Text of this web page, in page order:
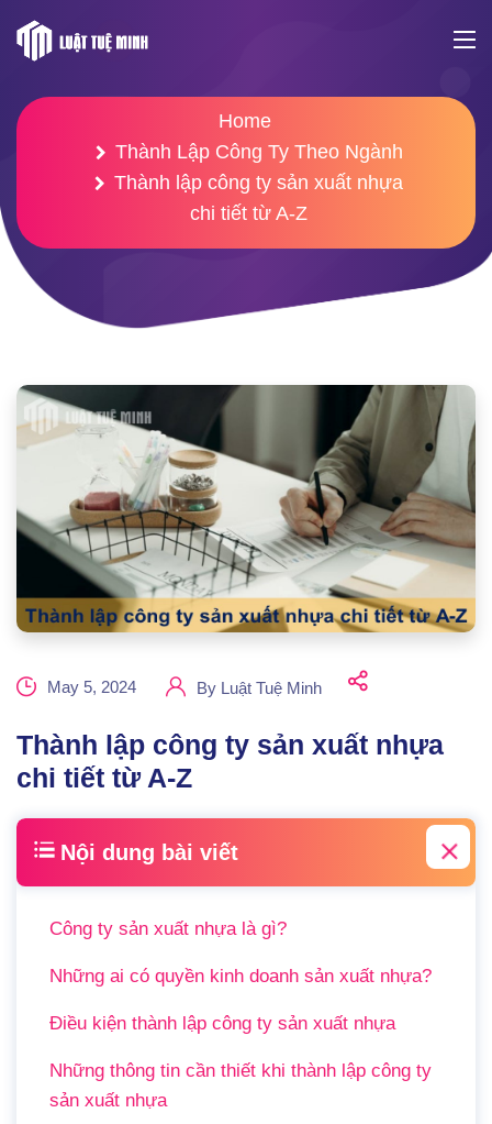
Home
Thành Lập Công Ty Theo Ngành
Thành lập công ty sản xuất nhựa
chi tiết từ A-Z
May 5, 2024 By Luật Tuệ Minh
Thành lập công ty sản xuất nhựa
chi tiết từ A-Z
Nội dung bài viết
Công ty sản xuất nhựa là gì?
Những ai có quyền kinh doanh sản xuất nhựa?
Điều kiện thành lập công ty sản xuất nhựa
Những thông tin cần thiết khi thành lập công ty
sản xuất nhựa